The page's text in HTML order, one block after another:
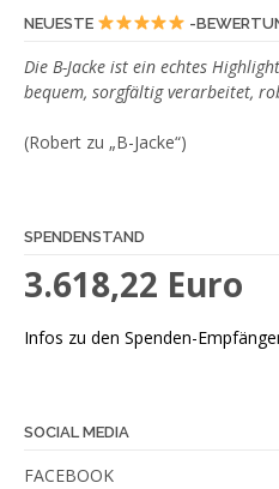
NEUESTE -
Die B-Jacke ist ein echtes
bequem, sorgfältig verarbeitet,
(Robert zu „B-Jacke“)
SPENDENSTAND
3.618,22 Euro
Infos zu den Spenden-
SOCIAL MEDIA
FACEBOOK